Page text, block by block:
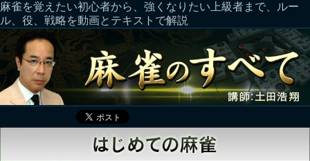
麻雀を覚えたい初心者から、強くなりたい上級者まで、ルー
ル、役、戦略を動画とテキストで解説